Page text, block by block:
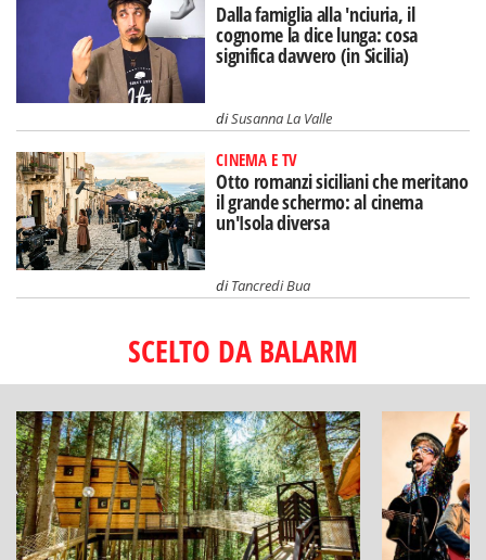
Dalla famiglia alla 'nciuria, il
cognome la dice lunga: cosa
significa davvero (in Sicilia)
diSusanna La Valle
CINEMA E TV
Otto romanzi siciliani che meritano
il grande schermo: al cinema
un'Isola diversa
diTancredi Bua
SCELTO DA BALARM